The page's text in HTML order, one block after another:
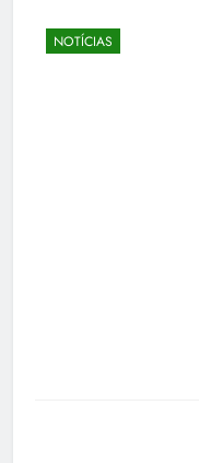
NOTÍCIAS